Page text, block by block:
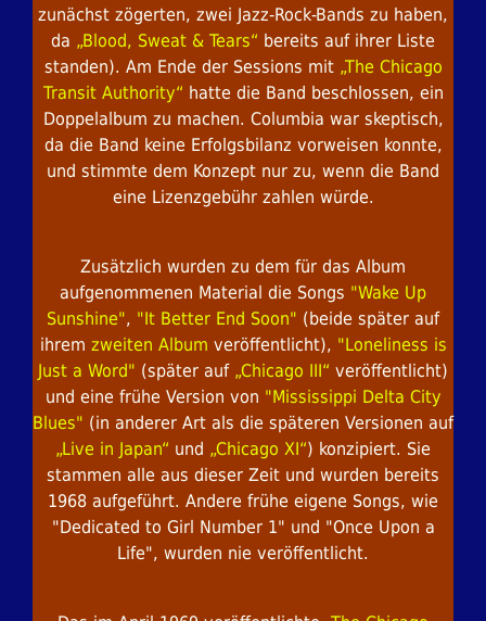
zunächst zögerten, zwei Jazz-Rock-Bands zu haben,
da „Blood, Sweat & Tears“ bereits auf ihrer Liste
standen). Am Ende der Sessions mit „The Chicago
Transit Authority“ hatte die Band beschlossen, ein
Doppelalbum zu machen. Columbia war skeptisch,
da die Band keine Erfolgsbilanz vorweisen konnte,
und stimmte dem Konzept nur zu, wenn die Band
eine Lizenzgebühr zahlen würde.
Zusätzlich wurden zu dem für das Album
aufgenommenen Material die Songs "Wake Up
Sunshine", "It Better End Soon" (beide später auf
ihrem zweiten Album veröffentlicht), "Loneliness is
Just a Word" (später auf „Chicago III“ veröffentlicht)
und eine frühe Version von "Mississippi Delta City
Blues" (in anderer Art als die späteren Versionen auf
„Live in Japan“ und „Chicago XI“) konzipiert. Sie
stammen alle aus dieser Zeit und wurden bereits
1968 aufgeführt. Andere frühe eigene Songs, wie
"Dedicated to Girl Number 1" und "Once Upon a
Life", wurden nie veröffentlicht.